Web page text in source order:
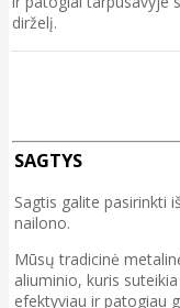
dirželį.
SAGTYS
Sagtis galite pasirinkti
nailono.
Mūsų tradicinė
aliuminio, kuris
efektyviau ir patogiau